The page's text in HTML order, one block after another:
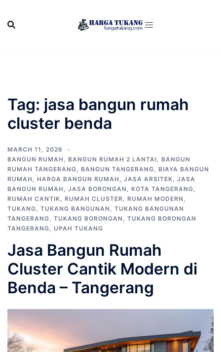
content
Tag: jasa bangun rumah
cluster benda
MARCH 11, 2026
BANGUN RUMAH , BANGUN RUMAH 2 LANTAI, BANGUN
RUMAH TANGERANG, BANGUN TANGERANG, BIAYA BANGUN
RUMAH , HARGA BANGUN RUMAH , JASA ARSITEK, JASA
BANGUN RUMAH , JASA BORONGAN , KOTA TANGERANG,
RUMAH CANTIK, RUMAH CLUSTER, RUMAH MODERN ,
TUKANG, TUKANG BANGUNAN , TUKANG BANGUNAN
TANGERANG, TUKANG BORONGAN , TUKANG BORONGAN
TANGERANG, UPAH TUKANG
Jasa Bangun Rumah
Cluster Cantik Modern di
Benda – Tangerang